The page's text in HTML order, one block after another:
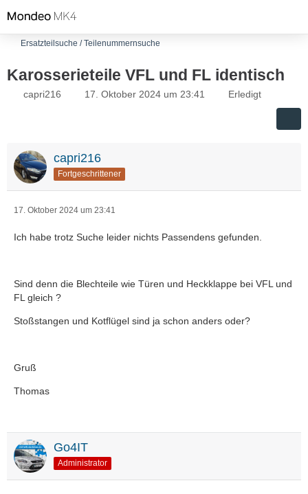
Ersatzteilsuche / Teilenummernsuche
Karosserieteile VFL und FL identisch
capri216 17. Oktober 2024 um 23:41 Erledigt
capri216
Fortgeschrittener
17. Oktober 2024 um 23:41
Ich habe trotz Suche leider nichts Passendens gefunden.
Sind denn die Blechteile wie Türen und Heckklappe bei VFL und
FL gleich ?
Stoßstangen und Kotflügel sind ja schon anders oder?
Gruß
Thomas
Go4IT
Administrator